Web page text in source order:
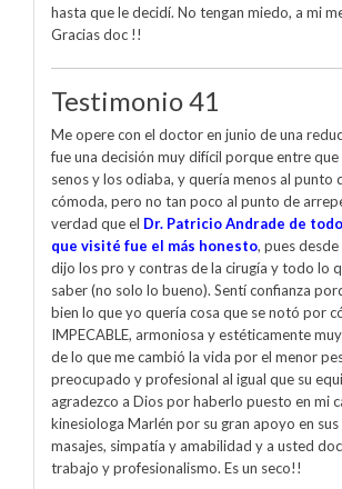
hasta que le decidí. No tengan miedo, a mi
Gracias doc !!
Testimonio 41
Me opere con el doctor en junio de una
fue una decisión muy difícil porque entre que
senos y los odiaba, y quería menos al punto
cómoda, pero no tan poco al punto de
verdad que el Dr. Patricio Andrade de
que visité fue el más honesto, pues
dijo los pro y contras de la cirugía y todo lo
saber (no solo lo bueno). Sentí confianza
bien lo que yo quería cosa que se notó por
IMPECABLE, armoniosa y estéticamente
de lo que me cambió la vida por el menor
preocupado y profesional al igual que su
agradezco a Dios por haberlo puesto en mi
kinesiologa Marlén por su gran apoyo en sus
masajes, simpatía y amabilidad y a usted
trabajo y profesionalismo. Es un seco!!